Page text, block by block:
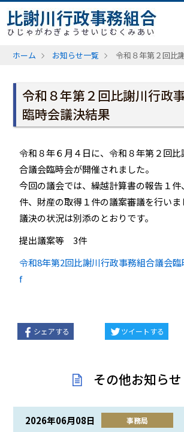
ホーム お知らせ一覧 令和８年第２回比
令和８年第２回比謝川行政
臨時会議決結果
令和８年６月４日に、令和８年第２回
合議会臨時会が開催されました。
今回の議会では、繰越計算書の報告１件
件、財産の取得１件の議案審議を行いま
議決の状況は別添のとおりです。
提出議案等 3件
令和8年第2回比謝川行政事務組合議会
f
シェアする ツイートする
その他お知らせ
2026年06月08日 事務局